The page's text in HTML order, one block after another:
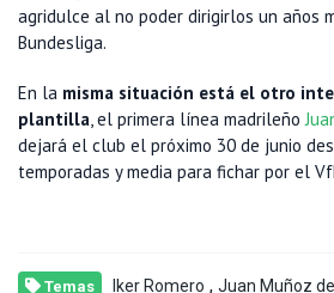
agridulce al no poder dirigirlos un años
Bundesliga.
En la misma situación está el otro
plantilla, el primera línea madrileño
dejará el club el próximo 30 de junio
temporadas y media para fichar por el
Temas Iker Romero , Juan Muñoz